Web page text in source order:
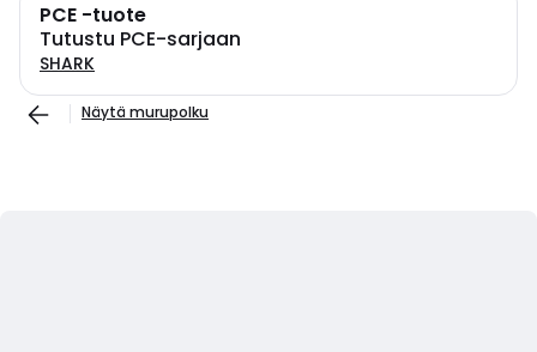
PCE -tuote
Tutustu PCE-sarjaan
SHARK
Näytä murupolku